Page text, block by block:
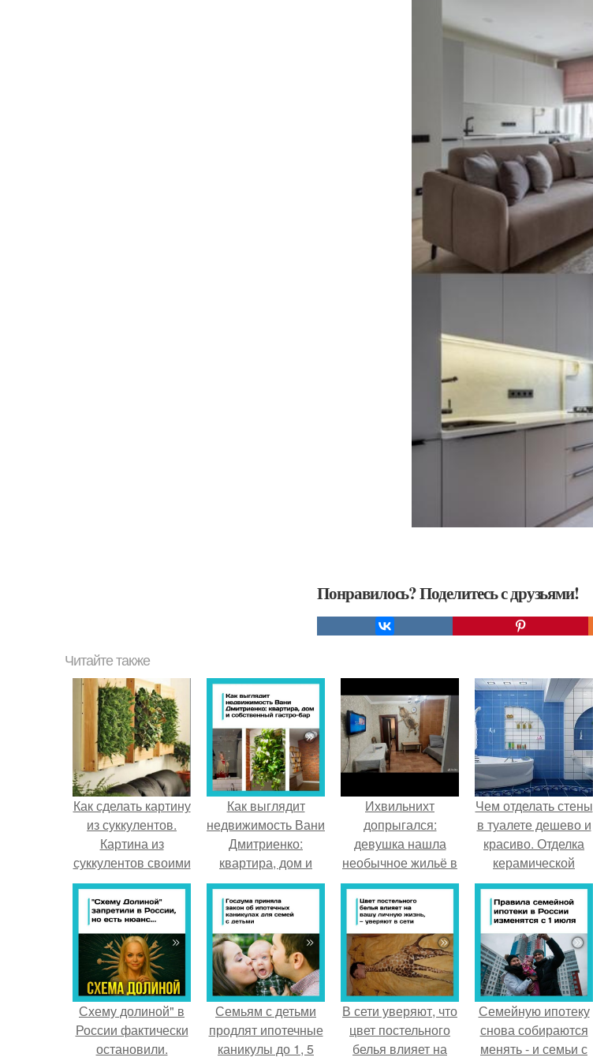
Понравилось? Поделитесь с друзьями!
Читайте также
Как сделать картину
из суккулентов.
Картина из
суккулентов своими
руками
Как выглядит
недвижимость Вани
Дмитриенко:
квартира, дом и
собственный гастро
- бар.
Ихвильнихт
допрыгался:
девушка нашла
необычное жильё в
Пятигорске.
Чем отделать стены
в туалете дешево и
красиво. Отделка
керамической
плиткой или
мозаикой
Схему долиной" в
России фактически
остановили.
Семьям с детьми
продлят ипотечные
каникулы до 1, 5
В сети уверяют, что
цвет постельного
белья влияет на
Семейную ипотеку
снова собираются
менять - и семьи с